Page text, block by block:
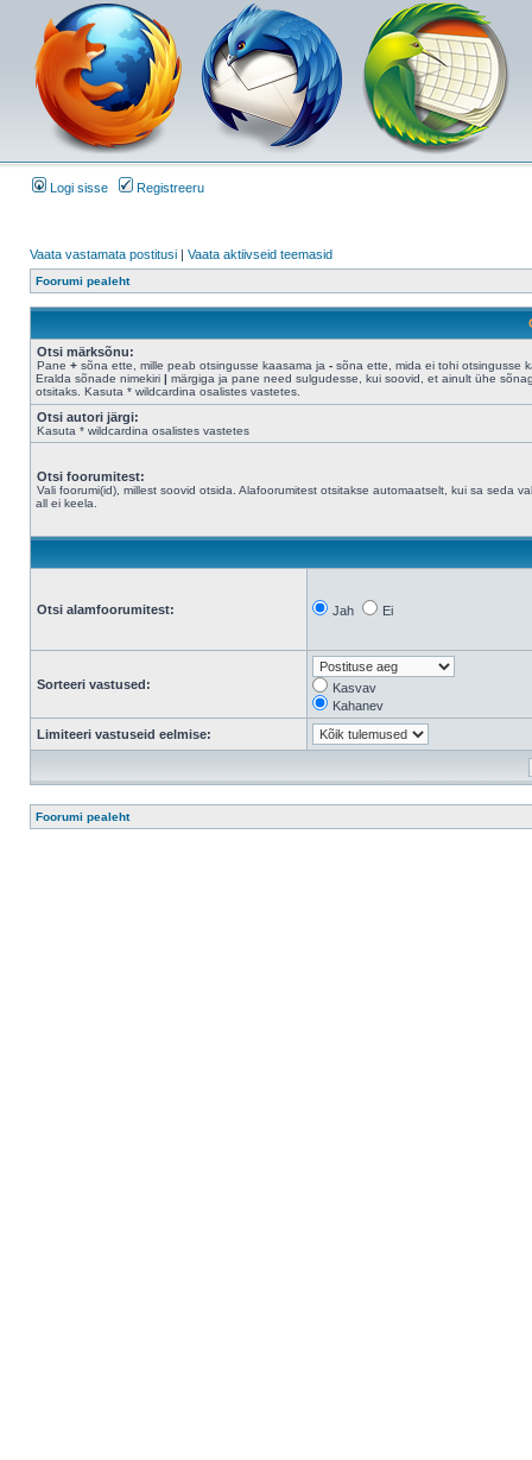
Logi sisse Registreeru
Vaata vastamata postitusi | Vaata aktiivseid teemasid
Foorumi pealeht
Otsi märksõnu:
Pane + sõna ette, mille peab otsingusse kaasama ja - sõna ette, mida ei tohi otsingusse
Eralda sõnade nimekiri | märgiga ja pane need sulgudesse, kui soovid, et ainult ühe
otsitaks. Kasuta * wildcardina osalistes vastetes.
Otsi autori järgi:
Kasuta * wildcardina osalistes vastetes
Otsi foorumitest:
Vali foorumi(id), millest soovid otsida. Alafoorumitest otsitakse automaatselt, kui sa seda
all ei keela.
Otsi alamfoorumitest: Jah Ei
Sorteeri vastused:
Kasvav
Kahanev
Limiteeri vastuseid eelmise:
Foorumi pealeht